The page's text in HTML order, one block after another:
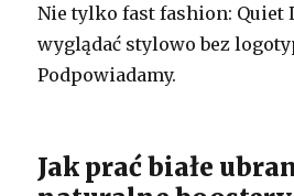
Nie tylko fast fashion: Quiet
wyglądać stylowo bez
Podpowiadamy.
Jak prać białe